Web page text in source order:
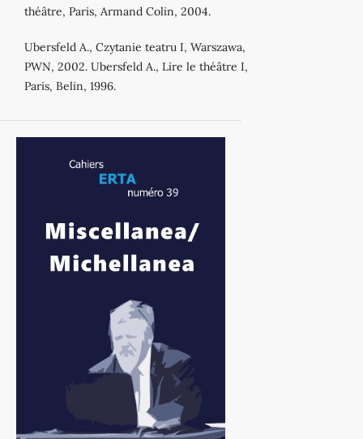
théâtre, Paris, Armand Colin, 2004.
Ubersfeld A., Czytanie teatru I, Warszawa,
PWN, 2002. Ubersfeld A., Lire le théâtre I,
Paris, Belin, 1996.